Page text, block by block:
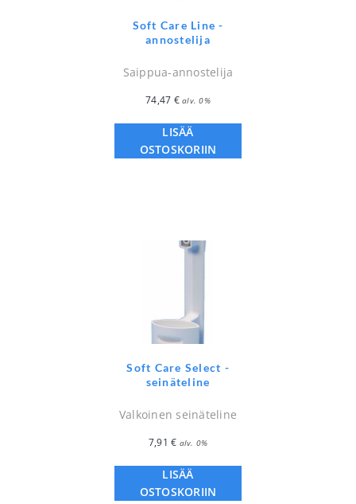
Soft Care Line -
annostelija
Saippua-annostelija
74,47 € alv. 0%
LISÄÄ
OSTOSKORIIN
Soft Care Select -
seinäteline
Valkoinen seinäteline
7,91 € alv. 0%
LISÄÄ
OSTOSKORIIN